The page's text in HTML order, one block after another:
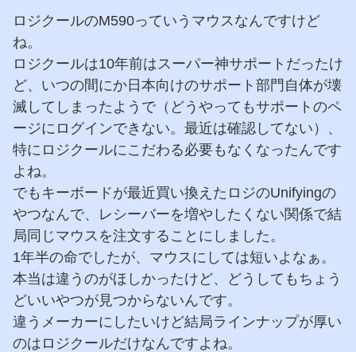
ロジクールのM590っていうマウスなんですけど
ね。
ロジクールは10年前はスーパー神サポートだったけ
ど、いつの間にか日本向けのサポート部門自体が壊
滅してしまったようで（どうやってもサポートのペ
ージにログインできない。最近は確認してない）、
特にロジクールにこだわる必要もなくなったんです
よね。
でもキーボードが最近買い換えたロジのUnifyingの
やつなんで、レシーバーを増やしたくない関係で結
局同じマウスを注文することにしました。
1年半の命でしたが、マウスにしては短いよなぁ。
本当は違うのがほしかったけど、どうしてもちょう
どいいやつが見つからないんです。
違うメーカーにしたいけど結局ラインナップが厚い
のはロジクールだけなんですよね。